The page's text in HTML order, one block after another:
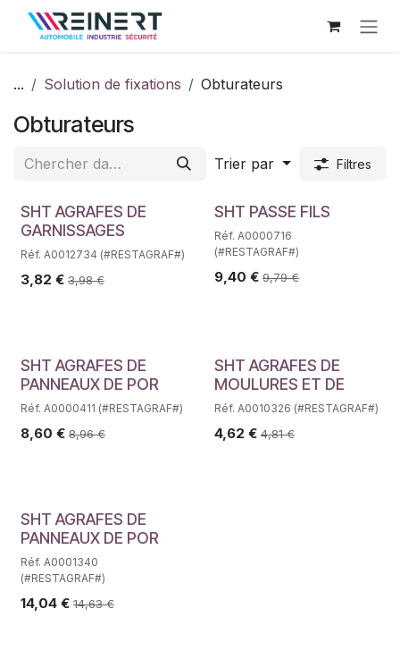
Se rendre au contenu
... Solution de fixations Obturateurs
Obturateurs
Trier par Filtres
SHT AGRAFES DE
GARNISSAGES
Réf. A0012734 (#RESTAGRAF#)
3,82 € 3,98€
SHT PASSE FILS
Réf. A0000716
(#RESTAGRAF#)
9,40 € 9,79€
SHT AGRAFES DE
PANNEAUX DE POR
Réf. A0000411 (#RESTAGRAF#)
8,60 € 8,96€
SHT AGRAFES DE
MOULURES ET DE
Réf. A0010326 (#RESTAGRAF#)
4,62 € 4,81€
SHT AGRAFES DE
PANNEAUX DE POR
Réf. A0001340
(#RESTAGRAF#)
14,04 € 14,63€